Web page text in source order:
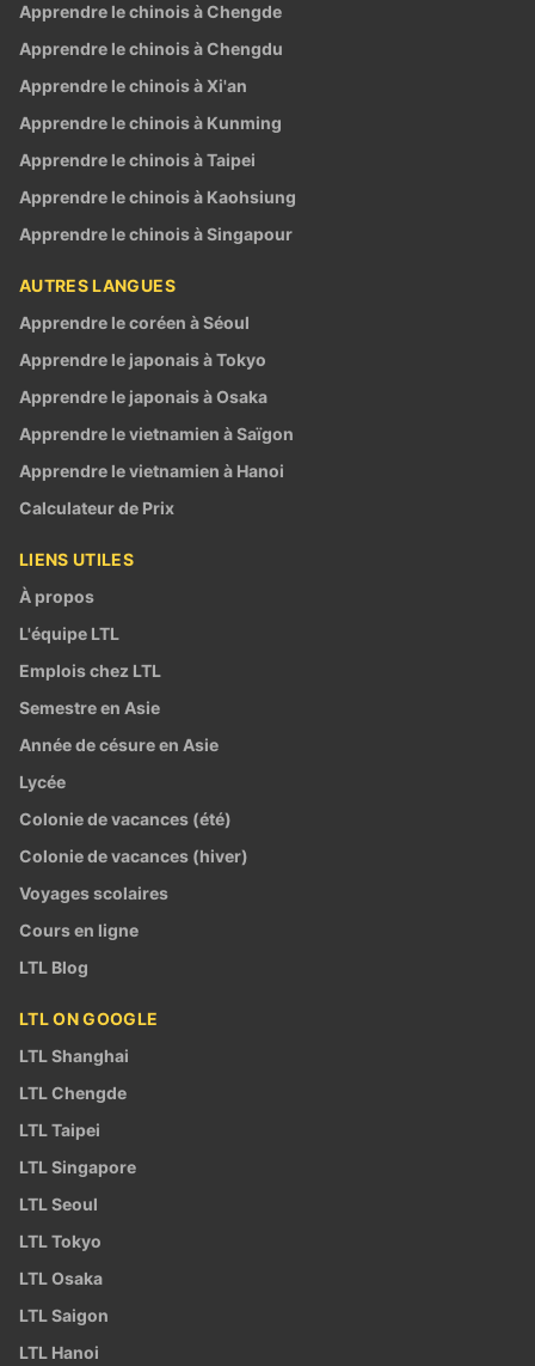
Apprendre le chinois à Chengde
Apprendre le chinois à Chengdu
Apprendre le chinois à Xi'an
Apprendre le chinois à Kunming
Apprendre le chinois à Taipei
Apprendre le chinois à Kaohsiung
Apprendre le chinois à Singapour
AUTRES LANGUES
Apprendre le coréen à Séoul
Apprendre le japonais à Tokyo
Apprendre le japonais à Osaka
Apprendre le vietnamien à Saïgon
Apprendre le vietnamien à Hanoi
Calculateur de Prix
LIENS UTILES
À propos
L'équipe LTL
Emplois chez LTL
Semestre en Asie
Année de césure en Asie
Lycée
Colonie de vacances (été)
Colonie de vacances (hiver)
Voyages scolaires
Cours en ligne
LTL Blog
LTL ON GOOGLE
LTL Shanghai
LTL Chengde
LTL Taipei
LTL Singapore
LTL Seoul
LTL Tokyo
LTL Osaka
LTL Saigon
LTL Hanoi